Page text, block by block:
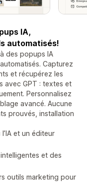
IA,
automatisés!
des popups IA
Capturez
et récupérez les
avec GPT : textes et
Personnalisez
avancé. Aucune
prouvés, installation
et un éditeur
et des
outils marketing pour